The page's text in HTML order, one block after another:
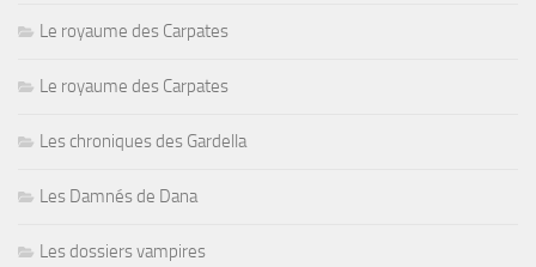
Le royaume des Carpates
Le royaume des Carpates
Les chroniques des Gardella
Les Damnés de Dana
Les dossiers vampires